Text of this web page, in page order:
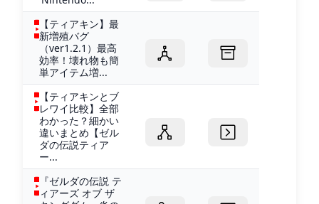
【ティアキン】最
新増殖バグ
（ver1.2.1）最高
効率！壊れ物も簡
単アイテム増...
【ティアキンとブ
レワイ比較】全部
わかった？細かい
違いまとめ【ゼル
ダの伝説ティア
ー...
『ゼルダの伝説 テ
ィアーズ オブ ザ